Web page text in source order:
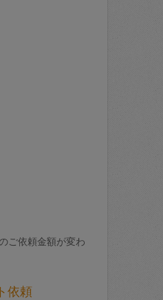
ご依頼金額が変わ
依頼